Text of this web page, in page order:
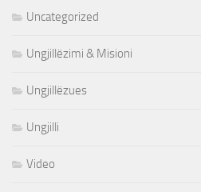
Uncategorized
Ungjillëzimi & Misioni
Ungjillëzues
Ungjilli
Video